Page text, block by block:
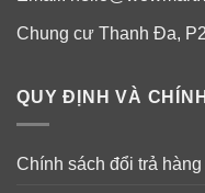
Chung cư Thanh Đa,
QUY ĐỊNH VÀ
Chính sách đổi trả hàng